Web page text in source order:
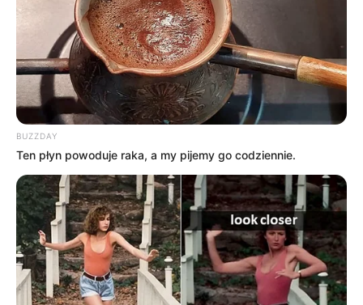
UHD?
zdj. Universal Picutres / Warner Bros.
BUZZDAY
Ten płyn powoduje raka, a my pijemy go codziennie.